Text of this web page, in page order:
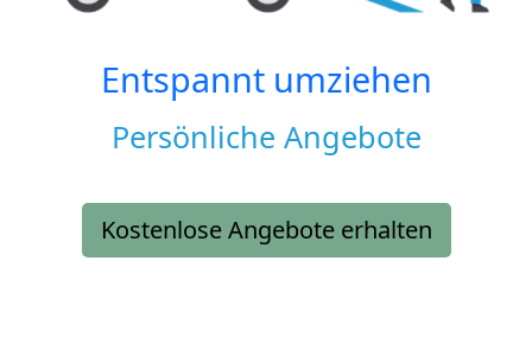
Entspannt umziehen
Persönliche Angebote
Kostenlose Angebote erhalten